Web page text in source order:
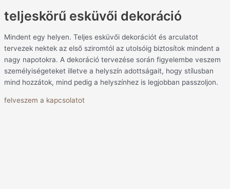
teljeskörű esküvői dekoráció
Mindent egy helyen. Teljes esküvői dekorációt és arculatot
tervezek nektek az első sziromtól az utolsóig biztosítok mindent a
nagy napotokra. A dekoráció tervezése során figyelembe veszem
személyiségeteket illetve a helyszín adottságait, hogy stílusban
mind hozzátok, mind pedig a helyszínhez is legjobban passzoljon.
felveszem a kapcsolatot